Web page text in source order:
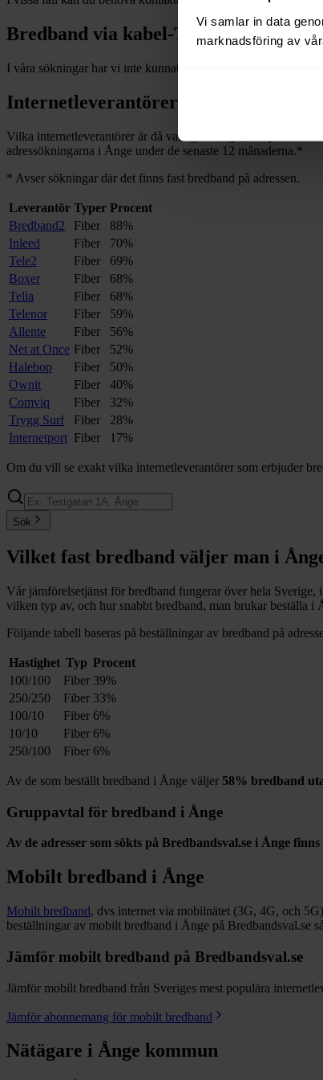
Vi samlar in data
marknadsföring av
Bredband via kabel-TV iÅnge
I våra sökningar har vi inte kunnat hitta några adresser med
Internetleverantörer i
Vilka internetleverantörer är då vanliga i
, och på hur
adressökningarna i Ånge under de senaste 12 månaderna.*
* Avser sökningar där det finns fast bredband på adressen.
Leverantör Typer Procent
Bredband2
Fiber
88%
Inleed
Fiber
70%
Tele2
Fiber
69%
Boxer
Fiber
68%
Telia
Fiber
68%
Telenor
Fiber
59%
Allente
Fiber
56%
Net at Once Fiber
52%
Halebop
Fiber
50%
Ownit
Fiber
40%
Comviq
Fiber
32%
Trygg Surf
Fiber
28%
Internetport Fiber 17%
Om du vill se exakt vilka internetleverantörer som erbjuder
Sök
Vilket fast bredband väljer man i
Vår jämförelsetjänst för bredband fungerar över hela Sverige,
vilken typ av, och hur snabbt bredband, man brukar beställa i
Följande tabell baseras på beställningar av bredband på
Hastighet Typ Procent
100/100
Fiber 39%
250/250
Fiber 33%
100/10
Fiber 6%
10/10
Fiber 6%
250/100
Fiber 6%
Av de som beställt bredband i Ånge väljer 58% bredband
Gruppavtal för bredband i Ånge
Av de adresser som sökts på Bredbandsval.se i Ånge finns
Mobilt bredband i Ånge
Mobilt bredband, dvs internet via mobilnätet (3G, 4G, och
beställningar av mobilt bredband i Ånge på Bredbandsval.se
Jämför mobilt bredband på Bredbandsval.se
Jämför mobilt bredband från Sveriges mest populära
Jämför abonnemang för mobilt bredband
Nätägare i Ånge kommun